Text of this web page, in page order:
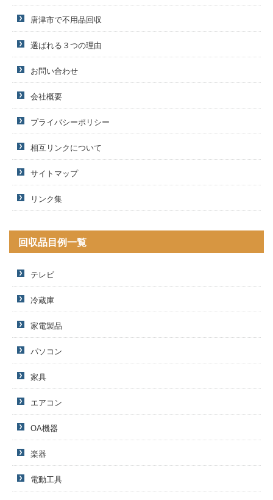
唐津市で不用品回収
選ばれる３つの理由
お問い合わせ
会社概要
プライバシーポリシー
相互リンクについて
サイトマップ
リンク集
回収品目例一覧
テレビ
冷蔵庫
家電製品
パソコン
家具
エアコン
OA機器
楽器
電動工具